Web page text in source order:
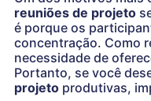
reuniões de projeto
é porque os
concentração. Como
necessidade de
Portanto, se você
projeto produtivas,